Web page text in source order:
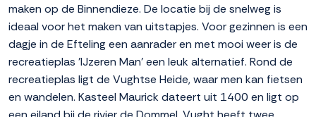
maken op de Binnendieze. De locatie bij de snelweg is
ideaal voor het maken van uitstapjes. Voor gezinnen is een
dagje in de Efteling een aanrader en met mooi weer is de
recreatieplas 'IJzeren Man' een leuk alternatief. Rond de
recreatieplas ligt de Vughtse Heide, waar men kan fietsen
en wandelen. Kasteel Maurick dateert uit 1400 en ligt op